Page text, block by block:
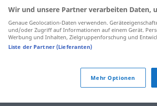
Antagonist
Kontrahent,Opponent
Wir und unsere Partner verarbeiten Daten,
Genaue Geolocation-Daten verwenden.
und/oder Zugriff auf Informationen auf einem Gerät.
Werbung und Inhalten, Zielgruppenforschung und
Liste der Partner (Lieferanten)
Mehr Optionen